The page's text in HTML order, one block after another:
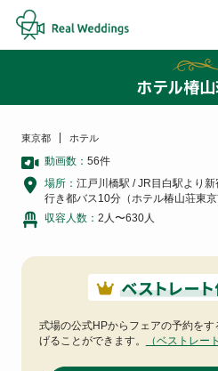
ホテル椿
東京都 ホテル
動画数： 56件
場所： 江戸川橋駅 / JR目白駅より新
行き都バス10分（ホテル椿山荘東京
収容人数： 2人〜630人
式場の公式HPからフェアの予約をす
げることができます。
（ベストレー